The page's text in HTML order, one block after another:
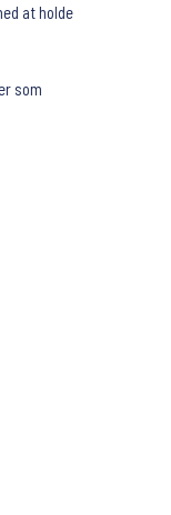
at holde
som